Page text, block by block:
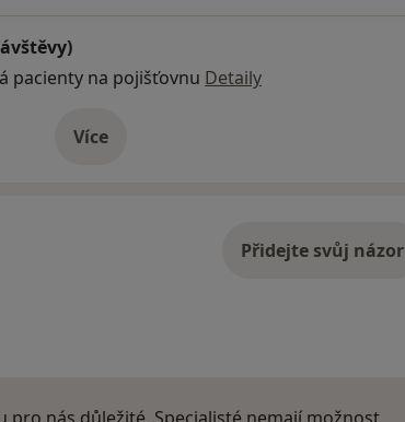
pacienty na pojišťovnu Detaily
Víceo adrese
Přidejte svůj názor